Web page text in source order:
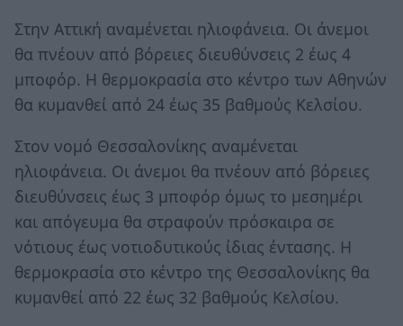
Στην Αττική αναμένεται ηλιοφάνεια. Οι άνεμοι
θα πνέουν από βόρειες διευθύνσεις 2 έως 4
μποφόρ. Η θερμοκρασία στο κέντρο των Αθηνών
θα κυμανθεί από 24 έως 35 βαθμούς Κελσίου.
Στον νομό Θεσσαλονίκης αναμένεται
ηλιοφάνεια. Οι άνεμοι θα πνέουν από βόρειες
διευθύνσεις έως 3 μποφόρ όμως το μεσημέρι
και απόγευμα θα στραφούν πρόσκαιρα σε
νότιους έως νοτιοδυτικούς ίδιας έντασης. Η
θερμοκρασία στο κέντρο της Θεσσαλονίκης θα
κυμανθεί από 22 έως 32 βαθμούς Κελσίου.